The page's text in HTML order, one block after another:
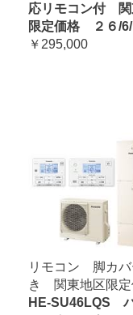
応リモコン付 関
限定価格 ２６/
￥295,000
リモコン 脚カバ
き 関東地区限定
HE-SU46LQS